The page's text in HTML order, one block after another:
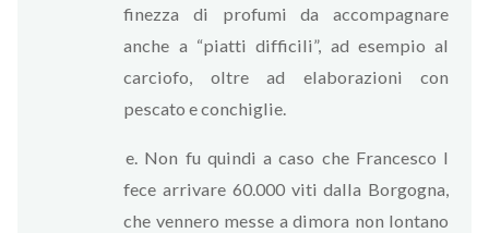
finezza di profumi da accompagnare
anche a “piatti difficili”, ad esempio al
carciofo, oltre ad elaborazioni con
pescato e conchiglie.
e. Non fu quindi a caso che Francesco I
fece arrivare 60.000 viti dalla Borgogna,
che vennero messe a dimora non lontano